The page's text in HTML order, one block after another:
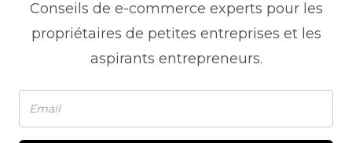
Conseils de e-commerce experts pour les
propriétaires de petites entreprises et les
aspirants entrepreneurs.